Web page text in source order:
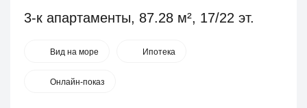
3-к апартаменты, 87.28 м², 17/22 эт.
Вид на море Ипотека
Онлайн-показ